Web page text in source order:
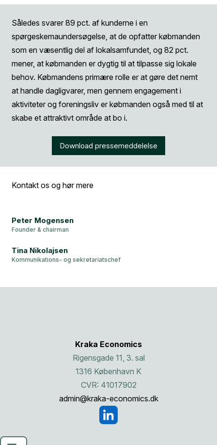
Således svarer 89 pct. af kunderne i en
spørgeskemaundersøgelse, at de opfatter købmanden
som en væsentlig del af lokalsamfundet, og 82 pct.
mener, at købmanden er dygtig til at tilpasse sig lokale
behov. Købmandens primære rolle er at gøre det nemt
at handle dagligvarer, men gennem engagement i
aktiviteter og foreningsliv er købmanden også med til at
skabe et attraktivt område at bo i.
Download pressemeddelelse
Kontakt os og hør mere
Peter Mogensen
Founder & chairman
Tina Nikolajsen
Kommunikations- og sekretariatschef
Kraka Economics
Rigensgade 11, 3. sal
1316 København K
CVR: 41017902
admin@kraka-economics.dk